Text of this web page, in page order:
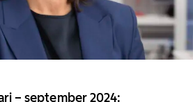
– september 2024: